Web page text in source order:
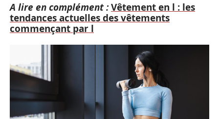
A lire en complément :Vêtement en l : les
tendances actuelles des vêtements
commençant par l